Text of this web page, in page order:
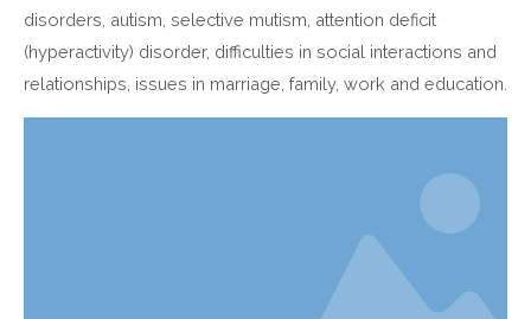
disorders, autism, selective mutism, attention deficit
(hyperactivity) disorder, difficulties in social interactions and
relationships, issues in marriage, family, work and education.